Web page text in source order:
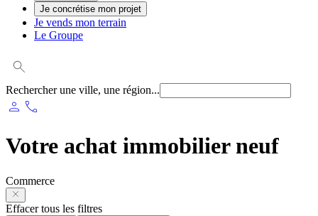
Je concrétise mon projet
Je vends mon terrain
Le Groupe
Rechercher une ville, une région...
person phone
Votre achat immobilier neuf
Commerce
Effacer tous les filtres